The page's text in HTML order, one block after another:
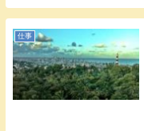
仕事